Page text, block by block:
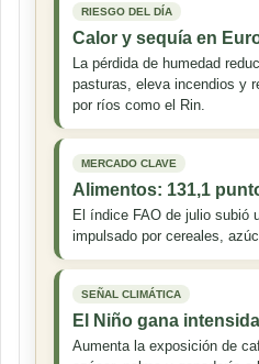
RIESGO DEL DÍA
Calor y sequía en
La pérdida de humedad
pasturas, eleva incendios y
por ríos como el Rin.
MERCADO CLAVE
Alimentos: 131,1
El índice FAO de julio subió
impulsado por cereales,
SEÑAL CLIMÁTICA
El Niño gana
Aumenta la exposición de